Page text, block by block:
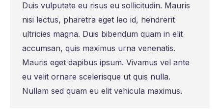
Duis vulputate eu risus eu sollicitudin. Mauris
nisi lectus, pharetra eget leo id, hendrerit
ultricies magna. Duis bibendum quam in elit
accumsan, quis maximus urna venenatis.
Mauris eget dapibus ipsum. Vivamus vel ante
eu velit ornare scelerisque ut quis nulla.
Nullam sed quam eu elit vehicula maximus.